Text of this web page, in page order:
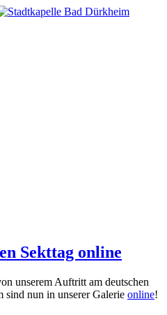
Sekttag online
unserem Auftritt am deutschen
sind nun in unserer Galerie online!